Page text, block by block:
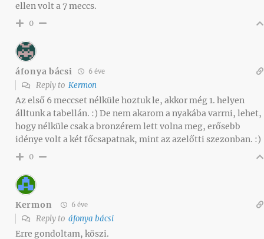
ellen volt a 7 meccs.
0
áfonya bácsi 6 éve
Reply to Kermon
Az első 6 meccset nélküle hoztuk le, akkor még 1. helyen
álltunk a tabellán. :) De nem akarom a nyakába varrni, lehet,
hogy nélküle csak a bronzérem lett volna meg, erősebb
idénye volt a két főcsapatnak, mint az azelőtti szezonban. :)
0
Kermon 6 éve
Reply to áfonya bácsi
Erre gondoltam, köszi.